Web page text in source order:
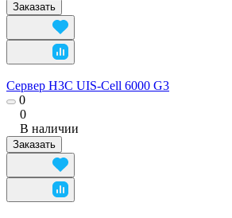
Заказать
Сервер H3C UIS-Cell 6000 G3
0
0
В наличии
Заказать